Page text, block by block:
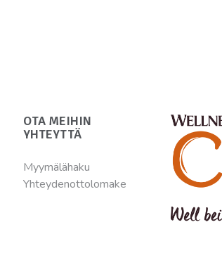
OTA MEIHIN
YHTEYTTÄ
Myymälähaku
Yhteydenottolomake